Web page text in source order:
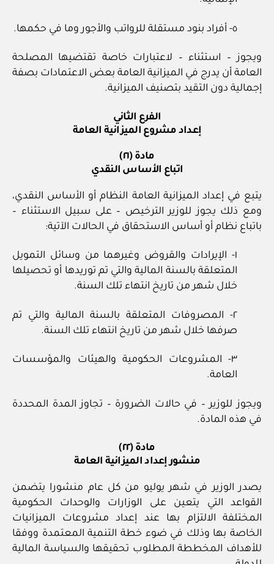
٥- أفراد بنود مستقلة للرواتب والأجور وما في حكمها.
ويجوز – استثناء – لاعتبارات خاصة تقتضيها المصلحة
العامة أن يدرج في الميزانية العامة بعض الاعتمادات بصفة
إجمالية دون التقيد بتصنيف الميزانية.
الفرع الثاني
إعداد مشروع الميزانية العامة
مادة (٢١)
اتباع الأساس النقدي
يتبع في إعداد الميزانية العامة النظام أو الأساس النقدي،
ومع ذلك يجوز للوزير الترخيص – على سبيل الاستثناء –
باتباع نظام أو أساس الاستحقاق في الحالات الآتية:
١- الإيرادات والقروض وغيرهما من وسائل التمويل
المتعلقة بالسنة المالية والتي تم توريدها أو تحصيلها
خلال شهر من تاريخ انتهاء تلك السنة.
٢- المصروفات المتعلقة بالسنة المالية والتي تم
صرفها خلال شهر من تاريخ انتهاء تلك السنة.
٣- المشروعات الحكومية والهيئات والمؤسسات
العامة.
ويجوز للوزير – في حالات الضرورة – تجاوز المدة المحددة
في هذه المادة.
مادة (٢٢)
منشور إعداد الميزانية العامة
يصدر الوزير في شهر يوليو من كل عام منشورا يتضمن
القواعد التي يتعين على الوزارات والوحدات الحكومية
المختلفة الالتزام بها عند إعداد مشروعات الميزانيات
الخاصة بها وذلك في ضوء خطة التنمية المعتمدة ووفقا
للأهداف المخططة المطلوب تحقيقها والسياسة المالية